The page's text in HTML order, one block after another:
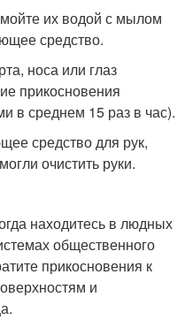
их водой с мылом
средство.
носа или глаз
прикосновения
в среднем 15 раз в час).
средство для рук,
очистить руки.
находитесь в людных
общественного
прикосновения к
и